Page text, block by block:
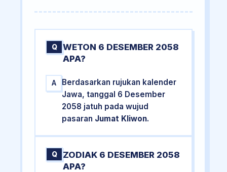
Q
WETON 6 DESEMBER 2058
APA?
A
Berdasarkan rujukan kalender
Jawa, tanggal 6 Desember
2058 jatuh pada wujud
pasaran Jumat Kliwon.
Q
ZODIAK 6 DESEMBER 2058
APA?